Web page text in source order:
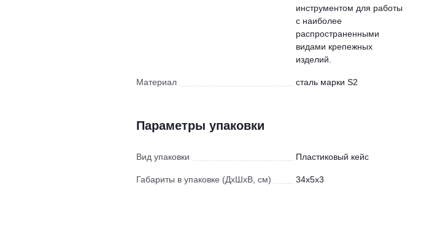
инструментом для работы
с наиболее
распространенными
видами крепежных
изделий.
Материал сталь марки S2
Параметры упаковки
Вид упаковки Пластиковый кейс
Габариты в упаковке (ДхШхВ, см) 34x5x3